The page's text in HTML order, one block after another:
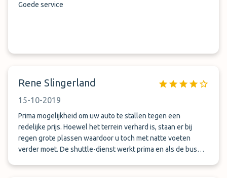
Goede service
Rene Slingerland
15-10-2019
Prima mogelijkheid om uw auto te stallen tegen een
redelijke prijs. Hoewel het terrein verhard is, staan er bij
regen grote plassen waardoor u toch met natte voeten
verder moet. De shuttle-dienst werkt prima en als de bus